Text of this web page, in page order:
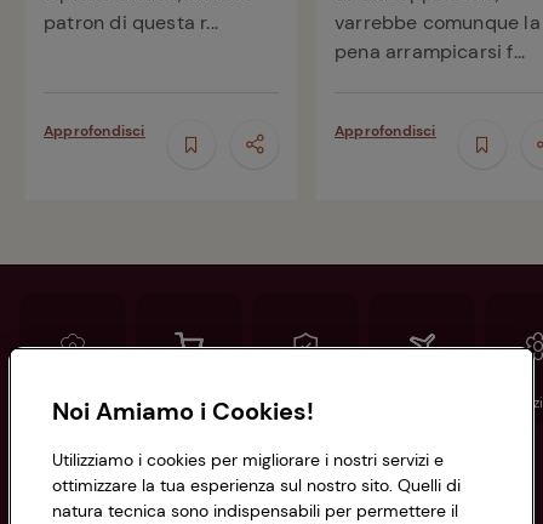
patron di questa r...
Approfondisci
varrebbe comunque la
pena arrampicarsi f...
Approfondisci
Conad Spesa online Assicurazioni
Informazioni
Noi Amiamo i Cookies!
Utilizziamo i cookies per migliorare i nostri servizi e
ottimizzare la tua esperienza sul nostro sito. Quelli di
natura tecnica sono indispensabili per permettere il